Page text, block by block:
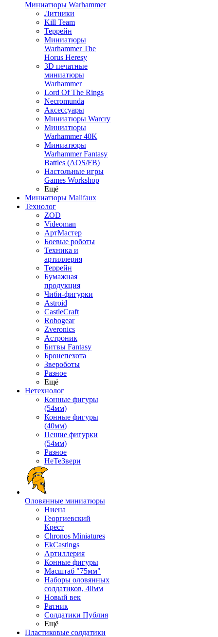
Миниатюры Warhammer
Литники
Kill Team
Террейн
Миниатюры
Warhammer The
Horus Heresy
3D печатные
миниатюры
Warhammer
Lord Of The Rings
Necromunda
Аксессуары
Миниатюры Warcry
Миниатюры
Warhammer 40K
Миниатюры
Warhammer Fantasy
Battles (AOS/FB)
Настольные игры
Games Workshop
Ещё
Миниатюры Malifaux
Технолог
ZOD
Videoman
АртМастер
Боевые роботы
Техника и
артиллерия
Террейн
Бумажная
продукция
Чиби-фигурки
Astroid
CastleCraft
Robogear
Zveronics
Астроник
Битвы Fantasy
Бронепехота
Звероботы
Разное
Ещё
Нетехнолог
Конные фигуры
(54мм)
Конные фигуры
(40мм)
Пешие фигурки
(54мм)
Разное
НеТеЗвери
Оловянные миниатюры
Ниена
Георгиевский
Крест
Chronos Miniatures
EkCastings
Артиллерия
Конные фигуры
Масштаб "75мм"
Наборы оловянных
солдатиков, 40мм
Новый век
Ратник
Солдатики Публия
Ещё
Пластиковые солдатики